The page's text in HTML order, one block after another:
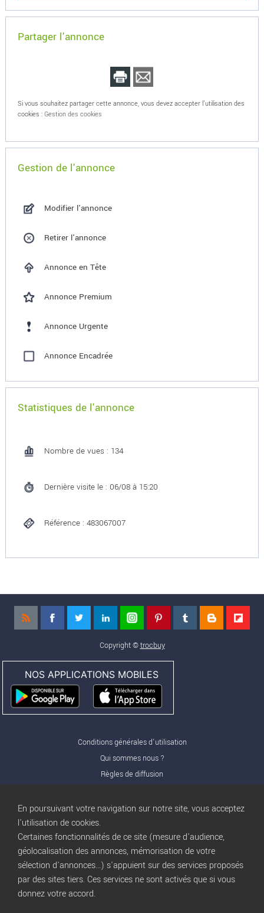
Partager l'annonce
Si vous souhaitez partager cette annonce, vous devez accepter l'utilisation des
cookies : Gestion des cookies
Gestion de l'annonce
Modifier l'annonce
Retirer l'annonce
Annonce en Tête
Annonce Premium
Annonce Urgente
Annonce Encadrée
Statistiques de l'annonce
Nombre de vues : 134
Dernière visite le : 06/08 à 15:20
Référence : 483067007
Copyright ©trocbuy
NOS APPLICATIONS MOBILES
Conditions générales d'utilisation
Qui sommes nous ?
Règles de diffusion
Nos offres Pro
Publicité
Conditions d’Utilisation
Privacy Policy
Blogtrocbuy
En poursuivant votre navigation sur notre site, vous acceptez
l'utilisation de cookies.
Certaines fonctionnalités de ce site (mesure d'audience,
géolocalisation des annonces, mémorisation de votre
sélection d'annonces...) s'appuient sur des services proposés
par des sites tiers. Ces services ne sont activés que si vous
donnez votre accord.